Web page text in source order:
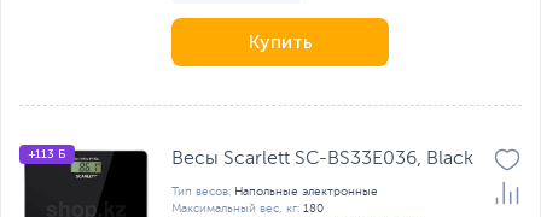
Купить
+113 Б Весы Scarlett SC-BS33E036, Black
Тип весов: Напольные электронные
Максимальный вес, кг: 180